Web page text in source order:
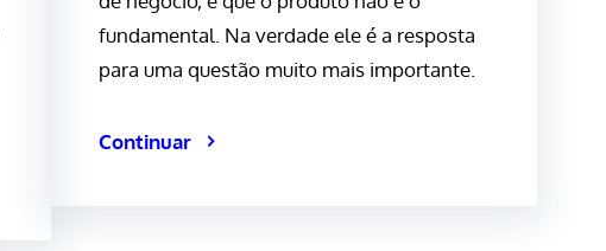
fundamental. Na verdade ele é a resposta
para uma questão muito mais importante.
Continuar